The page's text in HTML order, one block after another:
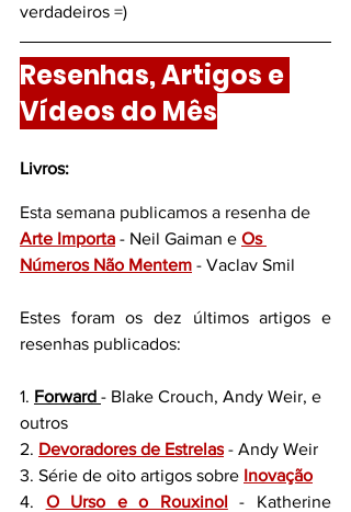
verdadeiros =)
Resenhas, Artigos e
Vídeos do Mês
Livros:
Esta semana publicamos a resenha de
Arte Importa - Neil Gaiman e Os
Números Não Mentem - Vaclav Smil
Estes foram os dez últimos artigos e
resenhas publicados:
1. Forward - Blake Crouch, Andy Weir, e
outros
2. Devoradores de Estrelas - Andy Weir
3. Série de oito artigos sobre Inovação
4. O Urso e o Rouxinol - Katherine